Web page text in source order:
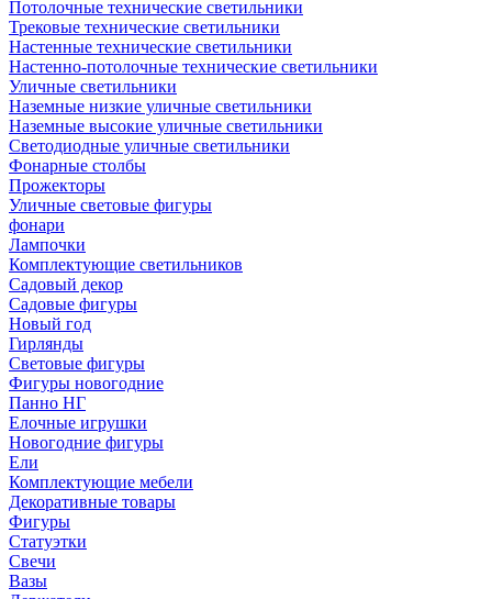
Потолочные технические светильники
Трековые технические светильники
Настенные технические светильники
Настенно-потолочные технические светильники
Уличные светильники
Наземные низкие уличные светильники
Наземные высокие уличные светильники
Светодиодные уличные светильники
Фонарные столбы
Прожекторы
Уличные световые фигуры
фонари
Лампочки
Комплектующие светильников
Садовый декор
Садовые фигуры
Новый год
Гирлянды
Световые фигуры
Фигуры новогодние
Панно НГ
Елочные игрушки
Новогодние фигуры
Ели
Комплектующие мебели
Декоративные товары
Фигуры
Статуэтки
Свечи
Вазы